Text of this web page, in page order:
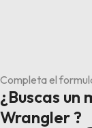
Completa el
¿Buscas un
Wrangler ?